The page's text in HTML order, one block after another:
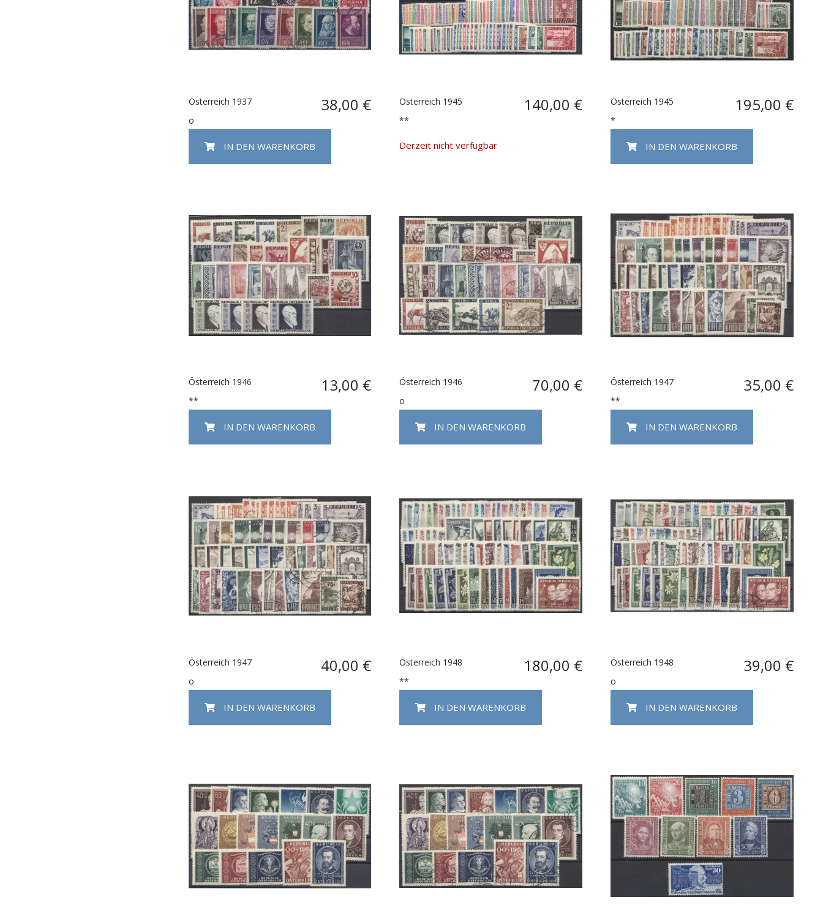
Österreich 1937 38,00 €
o
IN DEN WARENKORB
Österreich 1945 140,00 €
**
Derzeit nicht verfügbar
Österreich 1945 195,00 €
*
IN DEN WARENKORB
Österreich 1946 13,00 €
**
IN DEN WARENKORB
Österreich 1946 70,00 €
o
IN DEN WARENKORB
Österreich 1947 35,00 €
**
IN DEN WARENKORB
Österreich 1947 40,00 €
o
IN DEN WARENKORB
Österreich 1948 180,00 €
**
IN DEN WARENKORB
Österreich 1948 39,00 €
o
IN DEN WARENKORB